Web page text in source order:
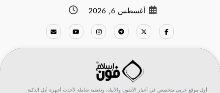
أغسطس 6, 2026
أول موقع عربي متخصص في أخبار الآيفون والآيباد، وتغطية شاملة لأحدث أجهزة أبل الذكية